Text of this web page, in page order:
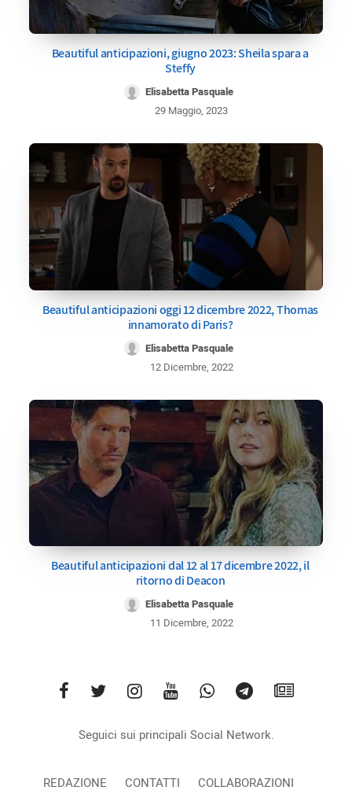
Beautiful anticipazioni, giugno 2023: Sheila spara a
Steffy
Elisabetta Pasquale
29 Maggio, 2023
Beautiful anticipazioni oggi 12 dicembre 2022, Thomas
innamorato di Paris?
Elisabetta Pasquale
12 Dicembre, 2022
Beautiful anticipazioni dal 12 al 17 dicembre 2022, il
ritorno di Deacon
Elisabetta Pasquale
11 Dicembre, 2022
Seguici sui principali Social Network.
REDAZIONE CONTATTI COLLABORAZIONI